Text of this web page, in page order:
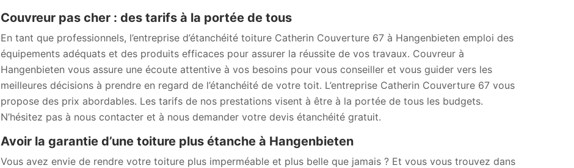
Couvreur pas cher : des tarifs à la portée de tous
En tant que professionnels, l’entreprise d’étanchéité toiture Catherin Couverture 67 à Hangenbieten emploi des
équipements adéquats et des produits efficaces pour assurer la réussite de vos travaux. Couvreur à
Hangenbieten vous assure une écoute attentive à vos besoins pour vous conseiller et vous guider vers les
meilleures décisions à prendre en regard de l’étanchéité de votre toit. L’entreprise Catherin Couverture 67 vous
propose des prix abordables. Les tarifs de nos prestations visent à être à la portée de tous les budgets.
N’hésitez pas à nous contacter et à nous demander votre devis étanchéité gratuit.
Avoir la garantie d’une toiture plus étanche à Hangenbieten
Vous avez envie de rendre votre toiture plus imperméable et plus belle que jamais ? Et vous vous trouvez dans